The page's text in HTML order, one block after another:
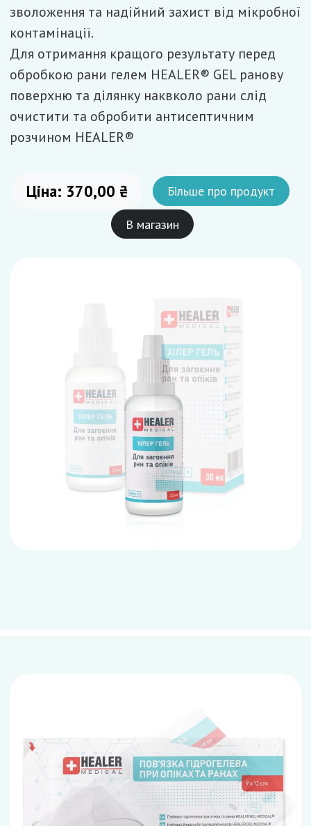
зволоження та надійний захист від мікробної
контамінації.
Для отримання кращого результату перед
обробкою рани гелем HEALER® GEL ранову
поверхню та ділянку наквколо рани слід
очистити та обробити антисептичним
розчином HEALER®
Ціна: 370,00 ₴ Більше про продукт
В магазин